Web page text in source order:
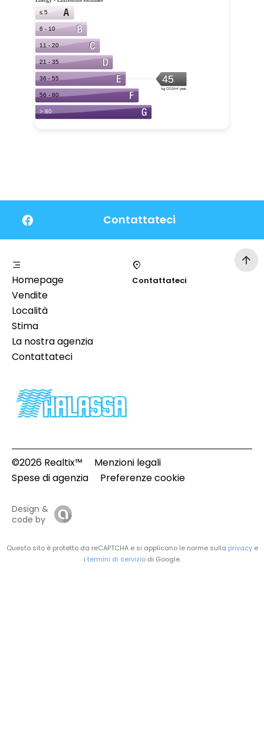
Contattateci
Homepage
Vendite
Località
Stima
La nostra agenzia
Contattateci
Contattateci
©2026 Realtix™
Menzioni legali
Spese di agenzia
Preferenze cookie
Design &
code by
Questo sito è protetto da reCAPTCHA e si applicano le norme sulla privacye
i termini di serviziodi Google.